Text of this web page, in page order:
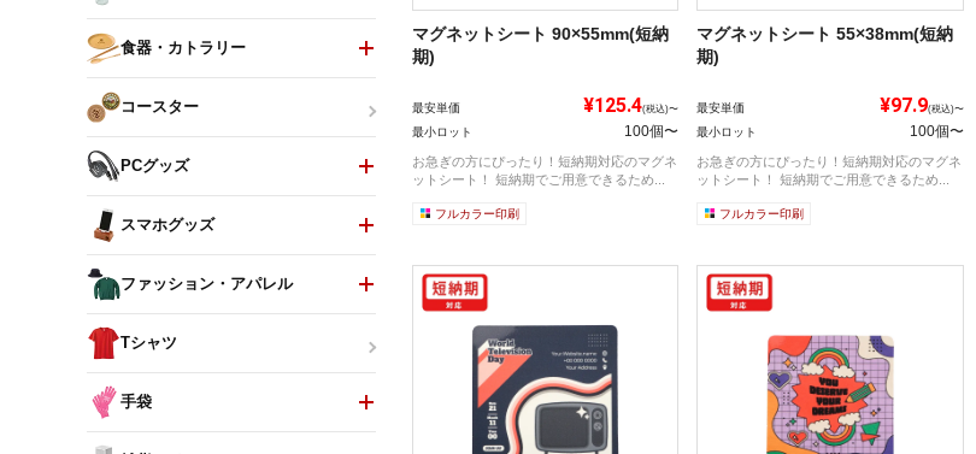
マグネットシート 90×55mm(短納
期)
最安単価 ¥125.4(税込)〜
最小ロット 100個〜
お急ぎの方にぴったり！短納期対応のマグネ
ットシート！ 短納期でご用意できるため...
フルカラー印刷
マグネットシート 55×38mm(短納
期)
最安単価 ¥97.9(税込)〜
最小ロット 100個〜
お急ぎの方にぴったり！短納期対応のマグネ
ットシート！ 短納期でご用意できるため...
フルカラー印刷
食器・カトラリー
コースター
PCグッズ
スマホグッズ
ファッション・アパレル
Tシャツ
手袋